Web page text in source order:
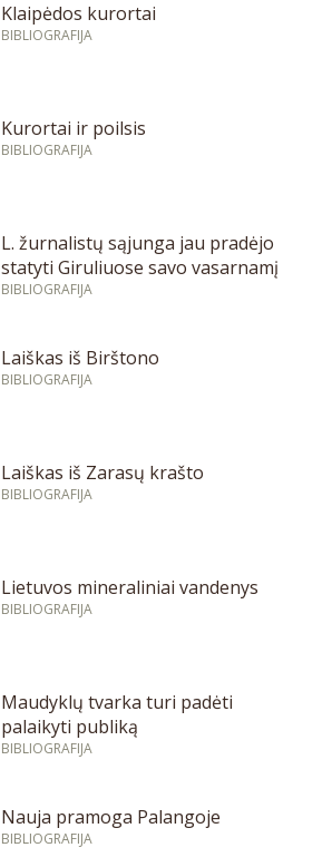
Klaipėdos kurortai
BIBLIOGRAFIJA
Kurortai ir poilsis
BIBLIOGRAFIJA
L. žurnalistų sąjunga jau pradėjo
statyti Giruliuose savo vasarnamį
BIBLIOGRAFIJA
Laiškas iš Birštono
BIBLIOGRAFIJA
Laiškas iš Zarasų krašto
BIBLIOGRAFIJA
Lietuvos mineraliniai vandenys
BIBLIOGRAFIJA
Maudyklų tvarka turi padėti
palaikyti publiką
BIBLIOGRAFIJA
Nauja pramoga Palangoje
BIBLIOGRAFIJA